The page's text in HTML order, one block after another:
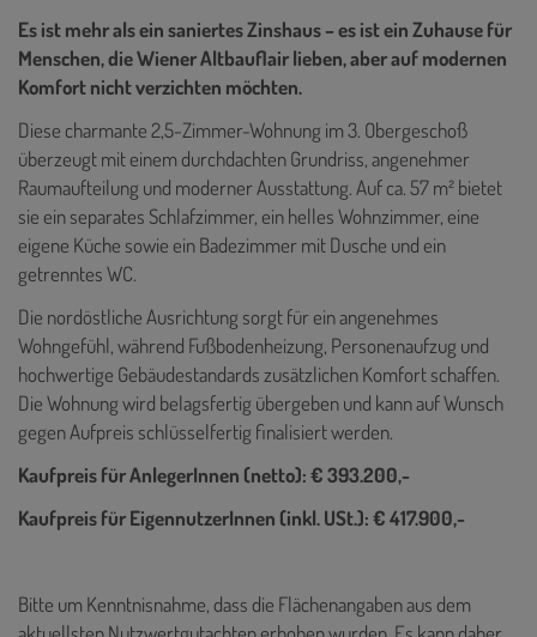
Es ist mehr als ein saniertes Zinshaus – es ist ein Zuhause für
Menschen, die Wiener Altbauflair lieben, aber auf modernen
Komfort nicht verzichten möchten.
Diese charmante 2,5-Zimmer-Wohnung im 3. Obergeschoß
überzeugt mit einem durchdachten Grundriss, angenehmer
Raumaufteilung und moderner Ausstattung. Auf ca. 57 m² bietet
sie ein separates Schlafzimmer, ein helles Wohnzimmer, eine
eigene Küche sowie ein Badezimmer mit Dusche und ein
getrenntes WC.
Die nordöstliche Ausrichtung sorgt für ein angenehmes
Wohngefühl, während Fußbodenheizung, Personenaufzug und
hochwertige Gebäudestandards zusätzlichen Komfort schaffen.
Die Wohnung wird belagsfertig übergeben und kann auf Wunsch
gegen Aufpreis schlüsselfertig finalisiert werden.
Kaufpreis für AnlegerInnen (netto): € 393.200,-
Kaufpreis für EigennutzerInnen (inkl. USt.): € 417.900,-
Bitte um Kenntnisnahme, dass die Flächenangaben aus dem